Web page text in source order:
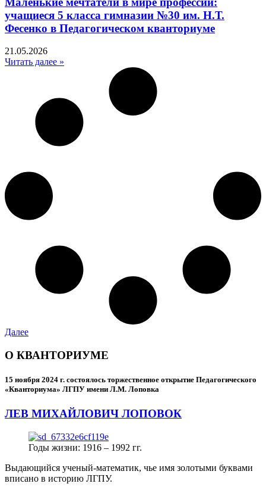
учащиеся 5 класса гимназии №30 им. Н.Т.
Фесенко в Педагогическом кванториуме
21.05.2026
Читать далее »
Далее
О КВАНТОРИУМЕ
15 ноября 2024 г. состоялось торжественное открытие Педагогического
«Кванториума» ЛГПУ имени Л.М. Лоповка
ЛЕВ МИХАЙЛОВИЧ ЛОПОВОК
Годы жизни: 1916 – 1992 гг.
Выдающийся ученый-математик, чье имя золотыми буквами
вписано в историю ЛГПУ.